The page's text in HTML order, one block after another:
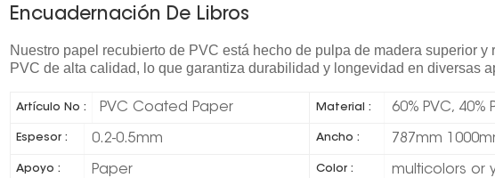
Encuadernación De Libros
Nuestro papel recubierto de PVC está hecho de pulpa de madera superior y
PVC de alta calidad, lo que garantiza durabilidad y longevidad en diversas
Artículo No : PVC Coated Paper Material : 60% PVC, 40%
Espesor : 0.2-0.5mm Ancho : 787mm
Apoyo : Paper Color :
multicolors or